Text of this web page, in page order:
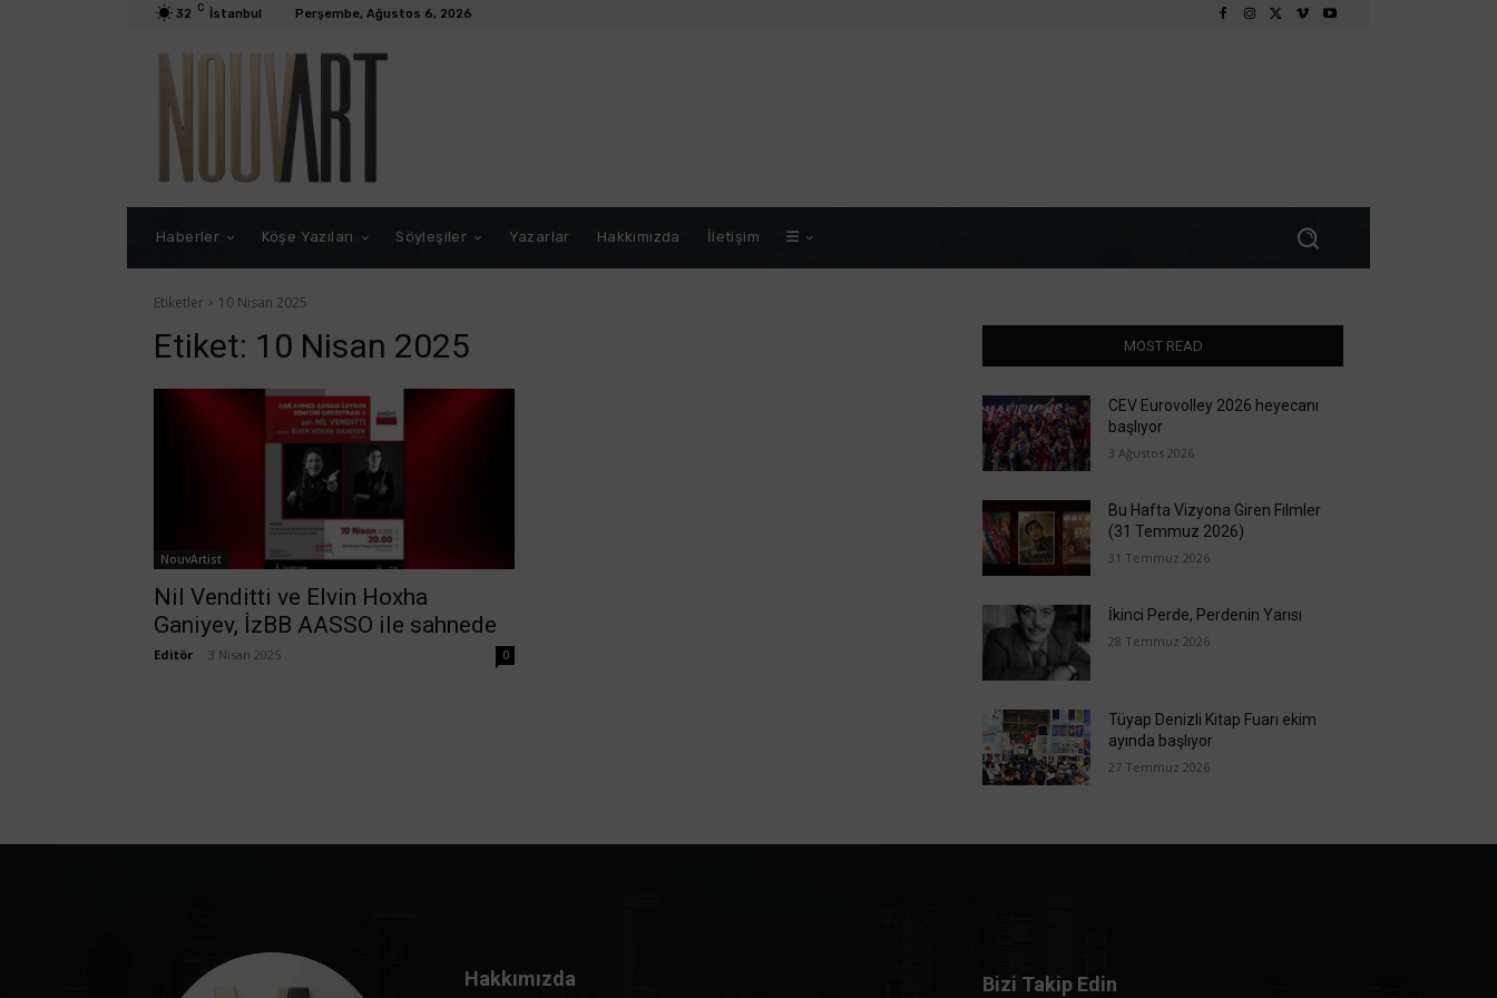
32 C İstanbul Perşembe, Ağustos 6, 2026
Haberler Köşe Yazıları Söyleşiler Yazarlar Hakkımızda İletişim
Etiketler 10 Nisan 2025
Etiket: 10 Nisan 2025
NouvArtist
Nil Venditti ve Elvin Hoxha
Ganiyev, İzBB AASSO ile sahnede
Editör 3 Nisan 2025 0
MOST READ
CEV Eurovolley 2026 heyecanı
başlıyor
3 Ağustos 2026
Bu Hafta Vizyona Giren Filmler
(31 Temmuz 2026)
31 Temmuz 2026
İkinci Perde, Perdenin Yarısı
28 Temmuz 2026
Tüyap Denizli Kitap Fuarı ekim
ayında başlıyor
27 Temmuz 2026
Hakkımızda Bizi Takip Edin